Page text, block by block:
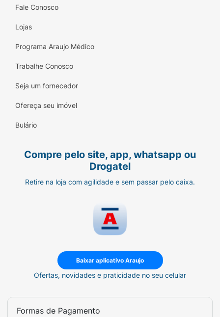
Fale Conosco
Lojas
Programa Araujo Médico
Trabalhe Conosco
Seja um fornecedor
Ofereça seu imóvel
Bulário
Compre pelo site, app, whatsapp ou
Drogatel
Retire na loja com agilidade e sem passar pelo caixa.
Baixar aplicativo Araujo
Ofertas, novidades e praticidade no seu celular
Formas de Pagamento